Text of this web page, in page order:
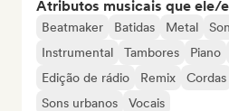
Atributos musicais que ele/
Beatmaker Batidas Metal
Instrumental
Tambores Piano
Edição de rádio
Remix Cordas
Sons urbanos
Vocais